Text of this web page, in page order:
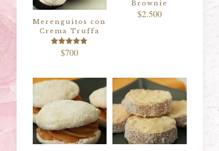
Merenguitos con
Crema Truffa
Valorado
con
$700
Brownie
$2.500